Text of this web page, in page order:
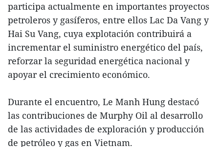
participa actualmente en importantes proyectos
petroleros y gasíferos, entre ellos Lac Da Vang y
Hai Su Vang, cuya explotación contribuirá a
incrementar el suministro energético del país,
reforzar la seguridad energética nacional y
apoyar el crecimiento económico.
Durante el encuentro, Le Manh Hung destacó
las contribuciones de Murphy Oil al desarrollo
de las actividades de exploración y producción
de petróleo y gas en Vietnam.